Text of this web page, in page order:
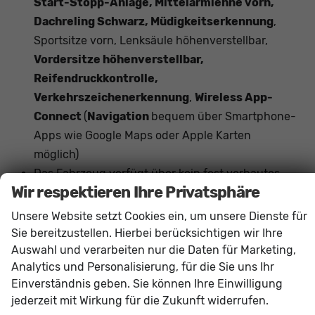
Start-Stopp-Anlage, Mittelarmlehne vorn,
Dachreling Schwarz, Müdigkeitserkennung,
Sportsitze vorn, Lenksäule höhenverstellbar,
Vordersitze höhenverstellbar,
Reifendruckkontrolle,
Verkehrszeichenerkennung, Wireless App-
Connect ( Navigation bequem über Smartphone-
Apps wie Google Maps oder Apple Karten
möglich)
Das Fahrzeug verfügt über kein fest verbautes
Navigationssystem. DurchApple CarPlay /
Android Autoist jedoch eineNavigationüber
kompatible Smartphone-Apps (z.B. Google Maps
oder Apple Karten) über den Fahrzeugbildschirm
möglich.
Innen
Wir respektieren Ihre Privatsphäre
Unsere Website setzt Cookies ein, um unsere Dienste für
Sie bereitzustellen. Hierbei berücksichtigen wir Ihre
Auswahl und verarbeiten nur die Daten für Marketing,
Analytics und Personalisierung, für die Sie uns Ihr
Einverständnis geben. Sie können Ihre Einwilligung
jederzeit mit Wirkung für die Zukunft widerrufen.